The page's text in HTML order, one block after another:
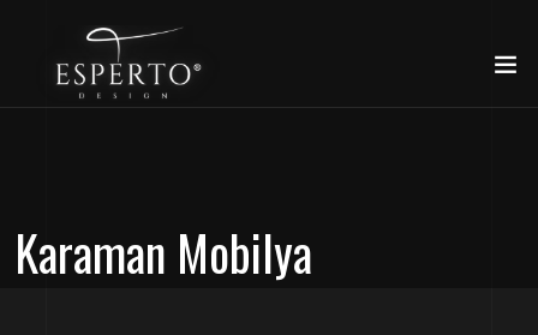
Karaman Mobilya